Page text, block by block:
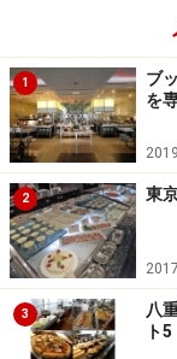
ィー、タル
フレンチト
メープルシ
ップ、コー
ムシロップ
ソース
ラズベリー
ム
メインのブッフ
1
ブ
を
2 東
3
八
ト5